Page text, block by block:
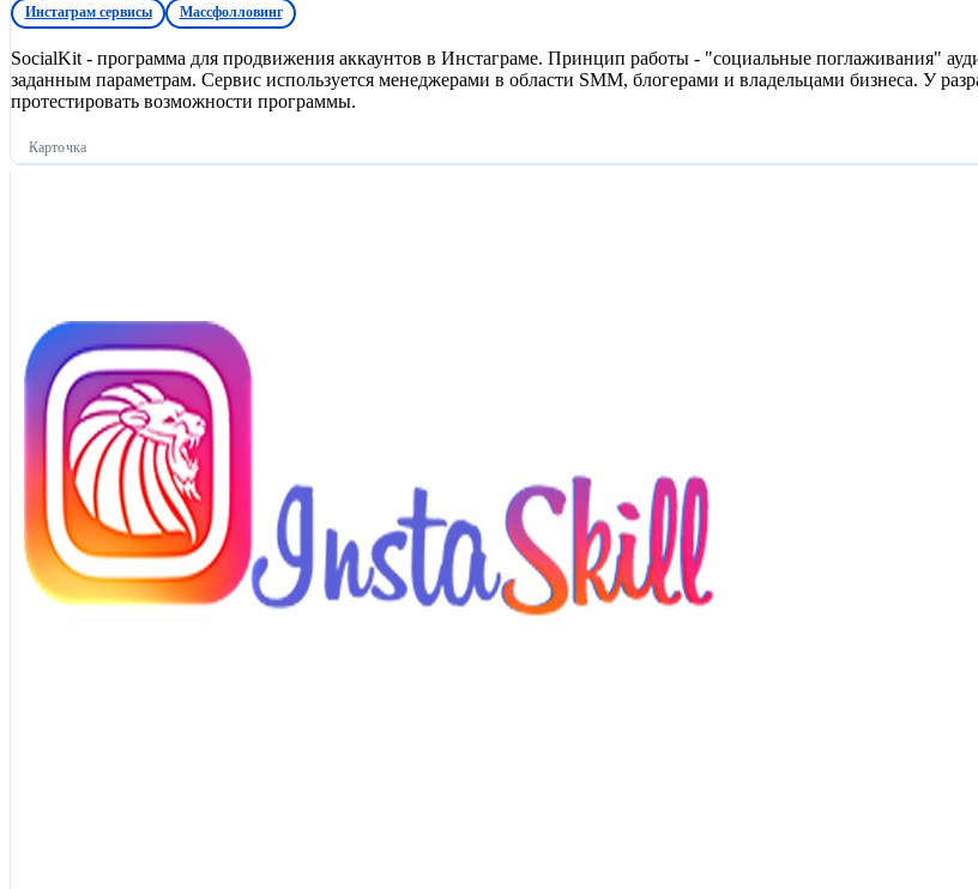
Инстаграм сервисы Массфолловинг
SocialKit - программа для продвижения аккаунтов в Инстаграме. Принцип работы - "социальные поглаживания"
заданным параметрам. Сервис используется менеджерами в области SMM, блогерами и владельцами бизнеса. У
протестировать возможности программы.
Карточка